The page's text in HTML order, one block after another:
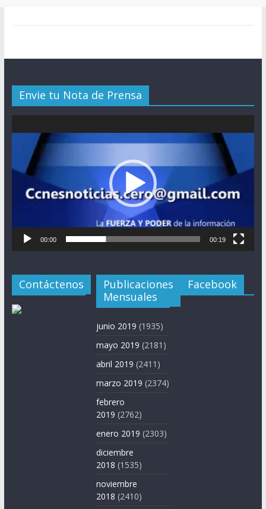
Envie tu Nota de Prensa
de
00:00 00:19
Contáctenos
Publicaciones
Mensuales
junio 2019 (1935)
mayo 2019 (2181)
abril 2019 (2411)
marzo 2019 (2374)
febrero
2019 (2762)
enero 2019 (2303)
diciembre
2018 (1535)
noviembre
2018 (2410)
Facebook